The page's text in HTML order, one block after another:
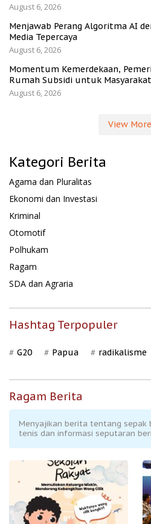
August 6, 2026
Menjawab Perang Algoritma AI
Media Tepercaya
August 6, 2026
Momentum Kemerdekaan,
Rumah Subsidi untuk
August 6, 2026
View More
Kategori Berita
Agama dan Pluralitas
Ekonomi dan Investasi
Kriminal
Otomotif
Polhukam
Ragam
SDA dan Agraria
Hashtag Terpopuler
G20 Papua radikalisme
Ragam Berita
Menyajikan berita tentang sepak
tenis dan informasi seputaran